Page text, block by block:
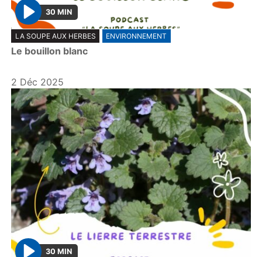
P
l
a
30 MIN
LA SOUPE AUX HERBES ENVIRONNEMENT
Le bouillon blanc
2 Déc 2025
30 MIN